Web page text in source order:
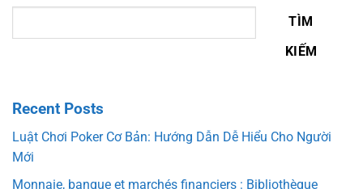
TÌM
KIẾM
Recent Posts
Luật Chơi Poker Cơ Bản: Hướng Dẫn Dễ Hiểu Cho Người
Mới
Monnaie, banque et marchés financiers : Bibliothèque